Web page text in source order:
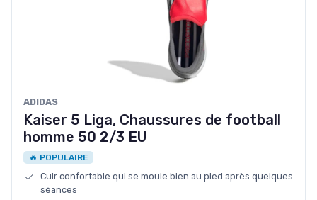
ADIDAS
Kaiser 5 Liga, Chaussures de football
homme 50 2/3 EU
🔥 POPULAIRE
Cuir confortable qui se moule bien au pied après quelques
séances